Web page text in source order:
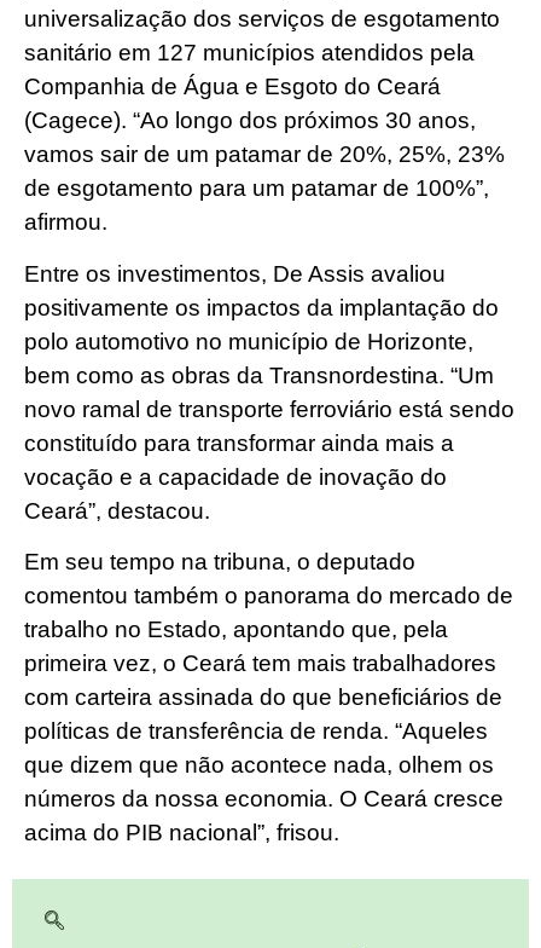
universalização dos serviços de esgotamento
sanitário em 127 municípios atendidos pela
Companhia de Água e Esgoto do Ceará
(Cagece). “Ao longo dos próximos 30 anos,
vamos sair de um patamar de 20%, 25%, 23%
de esgotamento para um patamar de 100%”,
afirmou.
Entre os investimentos, De Assis avaliou
positivamente os impactos da implantação do
polo automotivo no município de Horizonte,
bem como as obras da Transnordestina. “Um
novo ramal de transporte ferroviário está sendo
constituído para transformar ainda mais a
vocação e a capacidade de inovação do
Ceará”, destacou.
Em seu tempo na tribuna, o deputado
comentou também o panorama do mercado de
trabalho no Estado, apontando que, pela
primeira vez, o Ceará tem mais trabalhadores
com carteira assinada do que beneficiários de
políticas de transferência de renda. “Aqueles
que dizem que não acontece nada, olhem os
números da nossa economia. O Ceará cresce
acima do PIB nacional”, frisou.